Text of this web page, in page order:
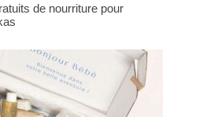
de nourriture pour